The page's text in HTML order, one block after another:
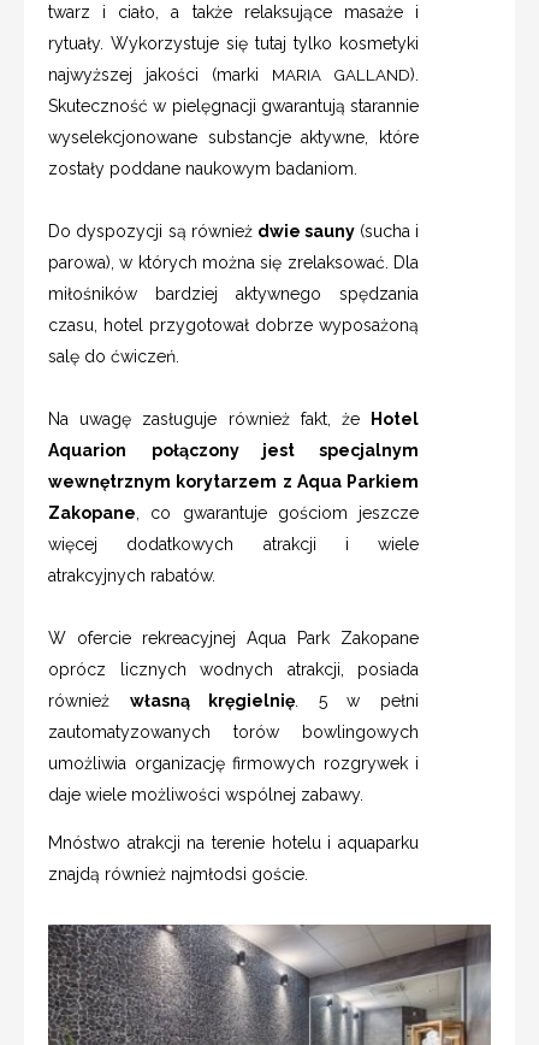
twarz i ciało, a także relaksujące masaże i
rytuały. Wykorzystuje się tutaj tylko kosmetyki
najwyższej jakości (marki MARIA GALLAND).
Skuteczność w pielęgnacji gwarantują starannie
wyselekcjonowane substancje aktywne, które
zostały poddane naukowym badaniom.
Do dyspozycji są również dwie sauny (sucha i
parowa), w których można się zrelaksować. Dla
miłośników bardziej aktywnego spędzania
czasu, hotel przygotował dobrze wyposażoną
salę do ćwiczeń.
Na uwagę zasługuje również fakt, że Hotel
Aquarion
połączony jest specjalnym
wewnętrznym korytarzem z Aqua Parkiem
Zakopane , co gwarantuje gościom jeszcze
więcej dodatkowych atrakcji i wiele
atrakcyjnych rabatów.
W ofercie rekreacyjnej Aqua Park Zakopane
oprócz licznych wodnych atrakcji, posiada
również własną kręgielnię . 5 w pełni
zautomatyzowanych torów bowlingowych
umożliwia organizację firmowych rozgrywek i
daje wiele możliwości wspólnej zabawy.
Mnóstwo atrakcji na terenie hotelu i aquaparku
znajdą również najmłodsi goście.